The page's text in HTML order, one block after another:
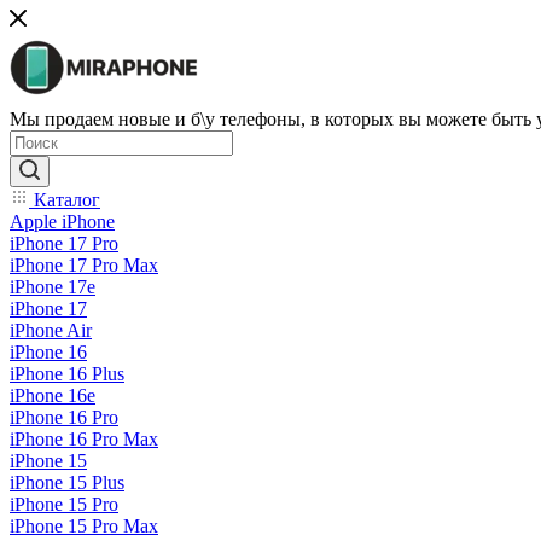
Мы продаем новые и б\у телефоны, в которых вы можете быть
Каталог
Apple iPhone
iPhone 17 Pro
iPhone 17 Pro Max
iPhone 17e
iPhone 17
iPhone Air
iPhone 16
iPhone 16 Plus
iPhone 16e
iPhone 16 Pro
iPhone 16 Pro Max
iPhone 15
iPhone 15 Plus
iPhone 15 Pro
iPhone 15 Pro Max